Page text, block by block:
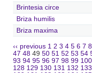
Brintesia circe
Briza humilis
Briza maxima
‹‹ previous 1 2 3 4 5 6 7 8
47 48 49 50 51 52 53 54
93 94 95 96 97 98 99 100
128 129 130 131 132 133